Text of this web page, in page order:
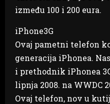
između 100 i 200 eura.
iPhone3G
Ovaj pametni telefon
generacija iPhonea.
i prethodnik iPhonea
lipnja 2008. na WWDC
Ovaj telefon, nov u